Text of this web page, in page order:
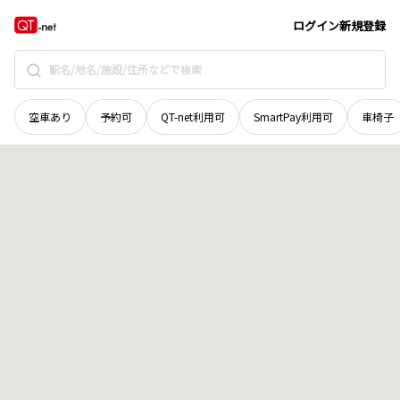
ログイン新規登録
空車あり 予約可 QT-net利用可 SmartPay利用可 車椅子
岡山県